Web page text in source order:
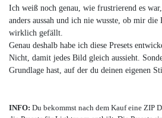
Ich weiß noch genau, wie frustrierend es
anders aussah und ich nie wusste, ob mir die
wirklich gefällt.
Genau deshalb habe ich diese Presets
Nicht, damit jedes Bild gleich aussieht.
Grundlage hast, auf der du deinen eigenen
INFO: Du bekommst nach dem Kauf eine ZIP